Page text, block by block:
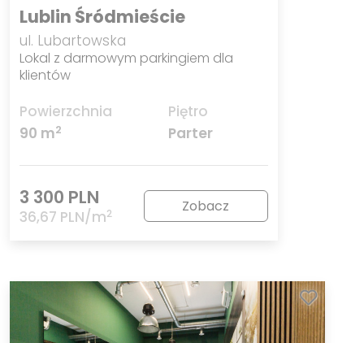
Lublin Śródmieście
ul. Lubartowska
Lokal z darmowym parkingiem dla
klientów
Powierzchnia
90 m2
Piętro
Parter
3 300 PLN
36,67 PLN/m2 Zobacz